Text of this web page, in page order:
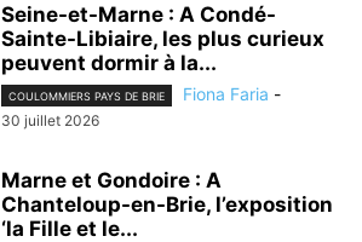
Seine-et-Marne : A Condé-
Sainte-Libiaire, les plus curieux
peuvent dormir à la...
COULOMMIERS PAYS DE BRIE Fiona Faria -
30 juillet 2026
Marne et Gondoire : A
Chanteloup-en-Brie, l’exposition
‘la Fille et le...